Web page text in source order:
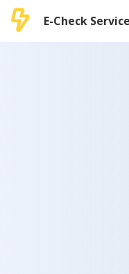
E-Check Service